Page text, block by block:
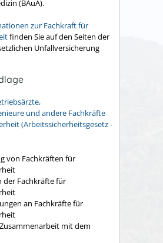
(BAuA).
zur Fachkraft für
finden Sie auf den Seiten der
Unfallversicherung
und andere Fachkräfte
(Arbeitssicherheitsgesetz -
von Fachkräften für
der Fachkräfte für
an Fachkräfte für
mit dem